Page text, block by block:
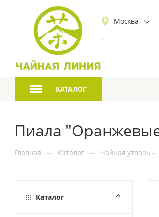
Москва
КАТАЛОГ
Пиала
Главная — Каталог — Чайная утварь
Каталог